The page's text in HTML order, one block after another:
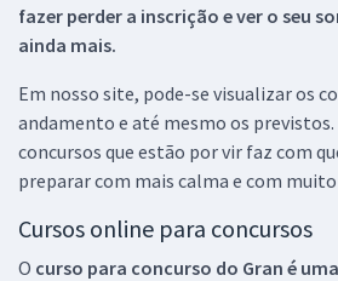
fazer perder a inscrição e ver o seu
ainda mais.
Em nosso site, pode-se visualizar os
andamento e até mesmo os
concursos que estão por vir faz com
preparar com mais calma e com
Cursos online para concursos
O curso para concurso do Gran é